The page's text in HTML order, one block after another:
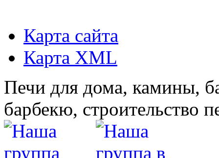
Карта сайта
Карта XML
Печи для дома, камины,
барбекю, строительство